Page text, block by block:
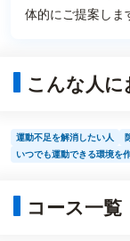
体的にご提案しま
こんな人に
運動不足を解消したい人
いつでも運動できる環境を
コース一覧